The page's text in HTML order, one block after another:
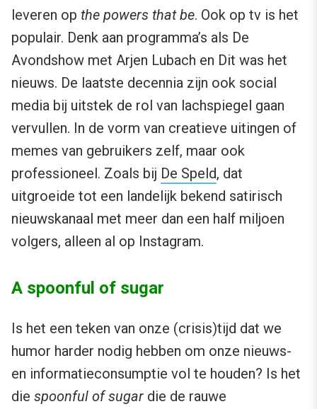
leveren op the powers that be. Ook op tv is het
populair. Denk aan programma’s als De
Avondshow met Arjen Lubach en Dit was het
nieuws. De laatste decennia zijn ook social
media bij uitstek de rol van lachspiegel gaan
vervullen. In de vorm van creatieve uitingen of
memes van gebruikers zelf, maar ook
professioneel. Zoals bij De Speld, dat
uitgroeide tot een landelijk bekend satirisch
nieuwskanaal met meer dan een half miljoen
volgers, alleen al op Instagram.
A spoonful of sugar
Is het een teken van onze (crisis)tijd dat we
humor harder nodig hebben om onze nieuws-
en informatieconsumptie vol te houden? Is het
die spoonful of sugar die de rauwe